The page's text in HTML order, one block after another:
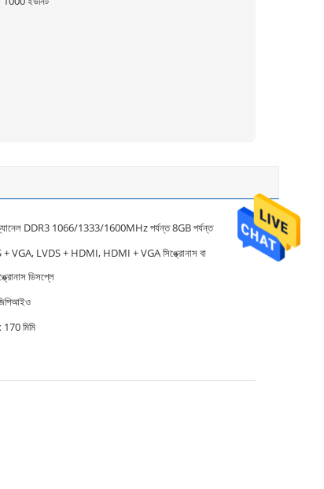
DDR3 1066/1333/1600MHz পর্যন্ত 8GB পর্যন্ত
+ VGA, LVDS + HDMI, HDMI + VGA সিঙ্ক্রোনাস বা
ডিসপ্লে
মিমি